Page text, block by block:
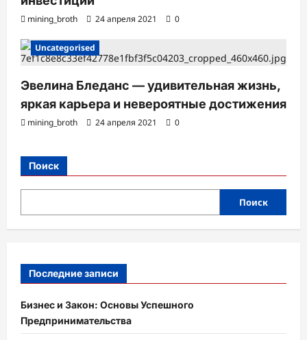
mining_broth 24 апреля 2021 0
Uncategorised
Эвелина Бледанс — удивительная жизнь,
яркая карьера и невероятные достижения
mining_broth 24 апреля 2021 0
Поиск
Поиск
Последние записи
Бизнес и Закон: Основы Успешного
Предпринимательства